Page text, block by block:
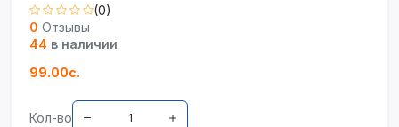
(0)
0 Отзывы
44 в наличии
99.00с.
Кол-во